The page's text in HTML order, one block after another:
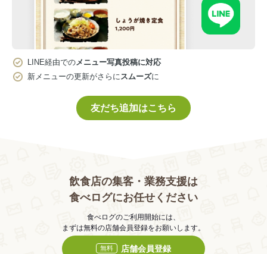
LINE経由でのメニュー写真投稿に対応
新メニューの更新がさらにスムーズに
友だち追加はこちら
飲食店の集客・業務支援は
食べログにお任せください
食べログのご利用開始には、
まずは無料の店舗会員登録をお願いします。
無料 店舗会員登録